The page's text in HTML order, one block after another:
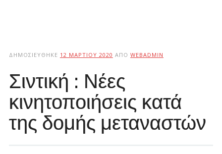
ΔΗΜΟΣΙΕΎΘΗΚΕ 12 ΜΑΡΤΊΟΥ 2020 ΑΠΌ WEBADMIN
Σιντική : Νέες
κινητοποιήσεις κατά
της δομής μεταναστών